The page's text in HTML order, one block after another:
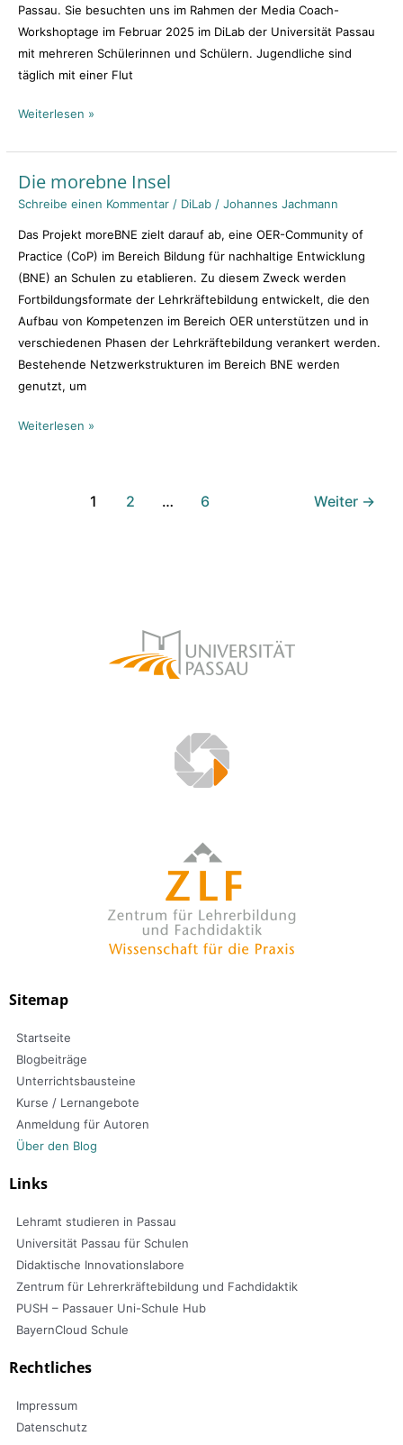
Passau. Sie besuchten uns im Rahmen der Media Coach-
Workshoptage im Februar 2025 im DiLab der Universität Passau
mit mehreren Schülerinnen und Schülern. Jugendliche sind
täglich mit einer Flut
Weiterlesen »
Die morebne Insel
Schreibe einen Kommentar / DiLab /Johannes Jachmann
Das Projekt moreBNE zielt darauf ab, eine OER-Community of
Practice (CoP) im Bereich Bildung für nachhaltige Entwicklung
(BNE) an Schulen zu etablieren. Zu diesem Zweck werden
Fortbildungsformate der Lehrkräftebildung entwickelt, die den
Aufbau von Kompetenzen im Bereich OER unterstützen und in
verschiedenen Phasen der Lehrkräftebildung verankert werden.
Bestehende Netzwerkstrukturen im Bereich BNE werden
genutzt, um
Die
morebne
Weiterlesen »
1 2 … 6 Weiter →
Sitemap
Startseite
Blogbeiträge
Unterrichtsbausteine
Kurse / Lernangebote
Anmeldung für Autoren
Über den Blog
Links
Lehramt studieren in Passau
Universität Passau für Schulen
Didaktische Innovationslabore
Zentrum für Lehrerkräftebildung und Fachdidaktik
PUSH – Passauer Uni-Schule Hub
BayernCloud Schule
Rechtliches
Impressum
Datenschutz